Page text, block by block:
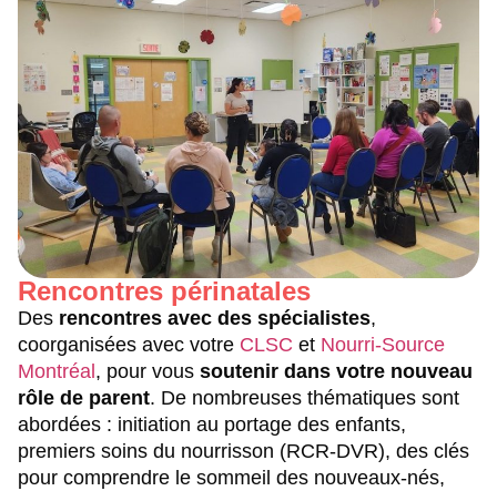
Rencontres périnatales
Des rencontres avec des spécialistes,
coorganisées avec votre CLSC et Nourri-Source
Montréal, pour vous soutenir dans votre nouveau
rôle de parent. De nombreuses thématiques sont
abordées : initiation au portage des enfants,
premiers soins du nourrisson (RCR-DVR), des clés
pour comprendre le sommeil des nouveaux-nés,